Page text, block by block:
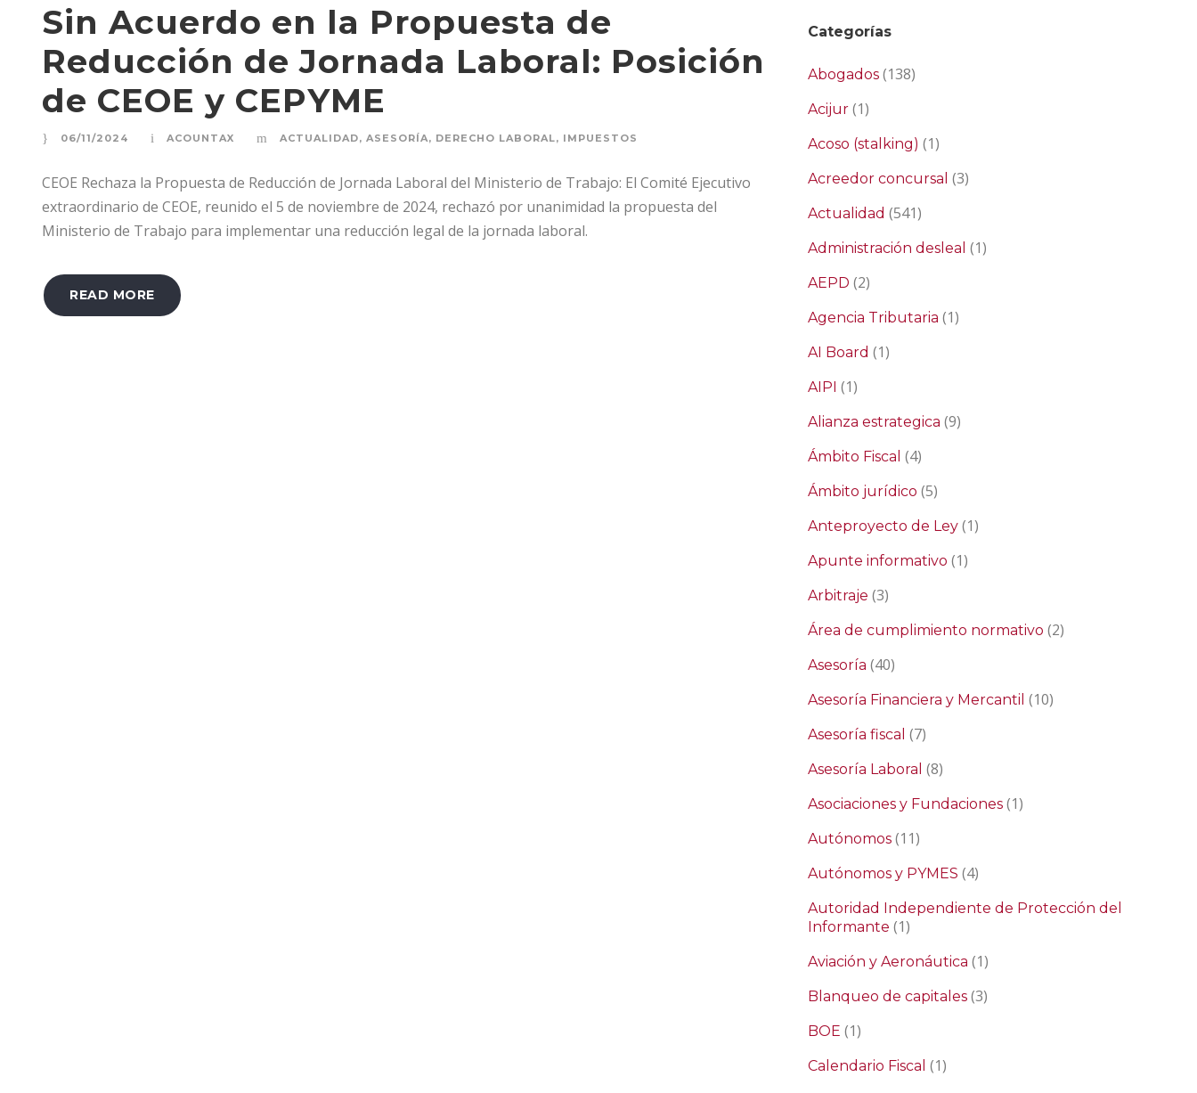
Sin Acuerdo en la Propuesta de
Reducción de Jornada Laboral: Posición
de CEOE y CEPYME
06/11/2024 ACOUNTAX ACTUALIDAD, ASESORÍA, DERECHO LABORAL, IMPUESTOS
CEOE Rechaza la Propuesta de Reducción de Jornada Laboral del Ministerio de Trabajo: El Comité Ejecutivo
extraordinario de CEOE, reunido el 5 de noviembre de 2024, rechazó por unanimidad la propuesta del
Ministerio de Trabajo para implementar una reducción legal de la jornada laboral.
READ MORE
Categorías
Abogados (138)
Acijur (1)
Acoso (stalking) (1)
Acreedor concursal (3)
Actualidad (541)
Administración desleal (1)
AEPD (2)
Agencia Tributaria (1)
AI Board (1)
AIPI (1)
Alianza estrategica (9)
Ámbito Fiscal (4)
Ámbito jurídico (5)
Anteproyecto de Ley (1)
Apunte informativo (1)
Arbitraje (3)
Área de cumplimiento normativo (2)
Asesoría (40)
Asesoría Financiera y Mercantil (10)
Asesoría fiscal (7)
Asesoría Laboral (8)
Asociaciones y Fundaciones (1)
Autónomos (11)
Autónomos y PYMES (4)
Autoridad Independiente de Protección del
Informante (1)
Aviación y Aeronáutica (1)
Blanqueo de capitales (3)
BOE (1)
Calendario Fiscal (1)